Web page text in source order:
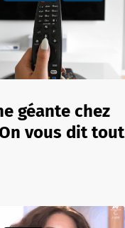
géante chez
vous dit tout